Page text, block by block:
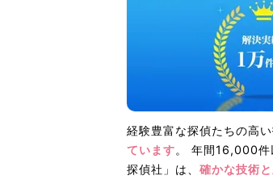
経験豊富な探偵たちの高
ています。 年間16,000件
探偵社」は、 確かな技術